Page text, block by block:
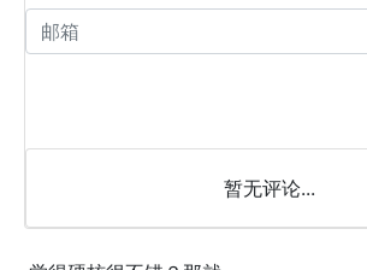
暂无评论...